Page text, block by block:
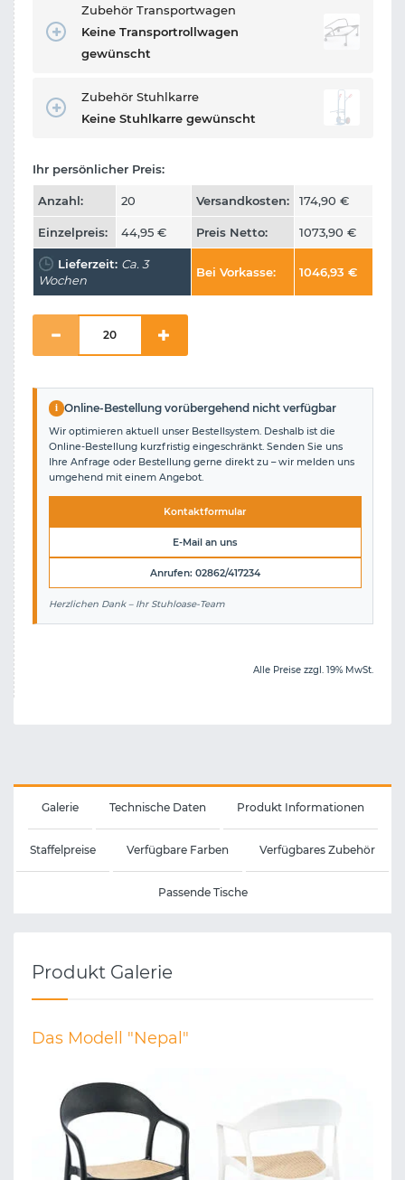
Zubehör Transportwagen
Keine Transportrollwagen
gewünscht
Zubehör Stuhlkarre
Keine Stuhlkarre gewünscht
Ihr persönlicher Preis:
Anzahl: 20 Versandkosten: 174,90 €
Einzelpreis: 44,95 € Preis Netto: 1073,90 €
Lieferzeit: Ca. 3
Wochen
Bei Vorkasse: 1046,93 €
i Online-Bestellung vorübergehend nicht verfügbar
Wir optimieren aktuell unser Bestellsystem. Deshalb ist die
Online-Bestellung kurzfristig eingeschränkt. Senden Sie uns
Ihre Anfrage oder Bestellung gerne direkt zu – wir melden uns
umgehend mit einem Angebot.
Kontaktformular
E-Mail an uns
Anrufen: 02862/417234
Herzlichen Dank – Ihr Stuhloase-Team
Alle Preise zzgl. 19% MwSt.
Galerie Technische Daten Produkt Informationen
Staffelpreise Verfügbare Farben Verfügbares Zubehör
Passende Tische
Produkt Galerie
Das Modell "Nepal"